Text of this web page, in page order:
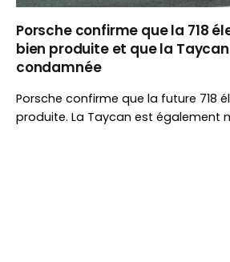
Porsche confirme que la 718
bien produite et que la Taycan
condamnée
Porsche confirme que la future 718
produite. La Taycan est également